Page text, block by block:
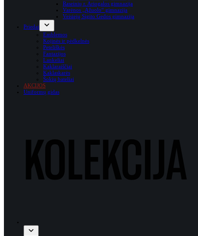
Raseinių r. Ariogalos gimnazija
Varėnos „Ąžuolo“ gimnazija
Veisiejų Sigito Gedos gimnazija
Priedai
Emblemos
Kojinės ir pėdkelnės
Peteliškės
Fantazijos
Lankeliai
Kaklaraiščiai
Kaklaskarės
Šokių bateliai
AKCIJOS
Uniformų gidas